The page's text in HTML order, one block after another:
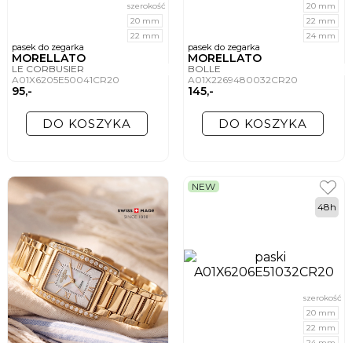
pasek do zegarka
MORELLATO
LE CORBUSIER
A01X6205E50041CR20
95,-
szerokość
20 mm
22 mm
DO KOSZYKA
pasek do zegarka
MORELLATO
BOLLE
A01X2269480032CR20
145,-
20 mm
22 mm
24 mm
DO KOSZYKA
NEW
szerokość
20 mm
22 mm
48h